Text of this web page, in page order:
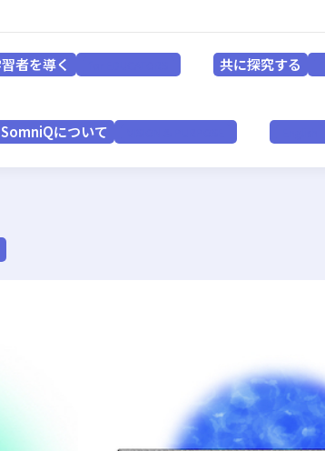
者を導く 共に探究する
SomniQについて
習者を導く for EDUCATORS 共に探究する